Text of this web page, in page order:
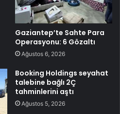
Gaziantep’te Sahte Para
Operasyonu: 6 Gözaltı
Ağustos 6, 2026
Booking Holdings seyahat
talebine bağlı 2Ç
tahminlerini aştı
Ağustos 5, 2026